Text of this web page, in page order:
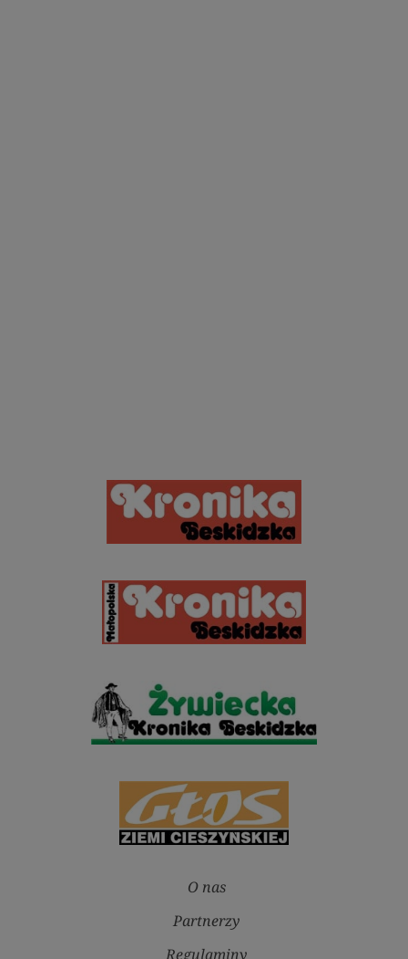
O nas
Partnerzy
Regulaminy